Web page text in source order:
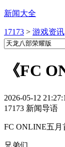
新闻大全
17173 > 游戏资讯
《FC
2026-05-12
17173 新闻导语
FC ONLINE五月
兄弟们